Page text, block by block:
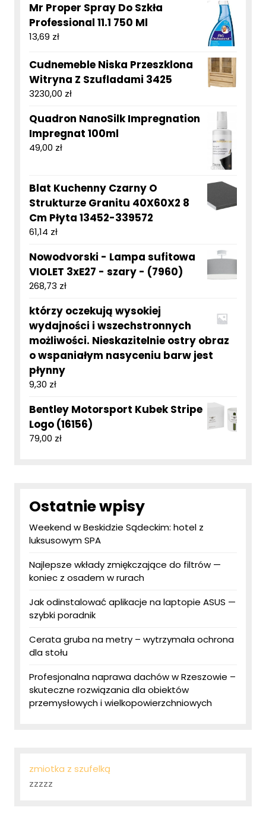
Mr Proper Spray Do Szkła
Professional 11.1 750 Ml
13,69 zł
Cudnemeble Niska Przeszklona
Witryna Z Szufladami 3425
3230,00 zł
Quadron NanoSilk Impregnation
Impregnat 100ml
49,00 zł
Blat Kuchenny Czarny O
Strukturze Granitu 40X60X2 8
Cm Płyta 13452-339572
61,14 zł
Nowodvorski - Lampa sufitowa
VIOLET 3xE27 - szary - (7960)
268,73 zł
którzy oczekują wysokiej
wydajności i wszechstronnych
możliwości. Nieskazitelnie ostry obraz
o wspaniałym nasyceniu barw jest
płynny
9,30 zł
Bentley Motorsport Kubek Stripe
Logo (16156)
79,00 zł
Ostatnie wpisy
Weekend w Beskidzie Sądeckim: hotel z
luksusowym SPA
Najlepsze wkłady zmiękczające do filtrów —
koniec z osadem w rurach
Jak odinstalować aplikacje na laptopie ASUS —
szybki poradnik
Cerata gruba na metry – wytrzymała ochrona
dla stołu
Profesjonalna naprawa dachów w Rzeszowie –
skuteczne rozwiązania dla obiektów
przemysłowych i wielkopowierzchniowych
zmiotka z szufelką
zzzzz